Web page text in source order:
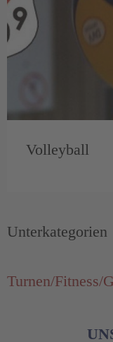
Volleyball
Unterkategorien
Turnen/Fitness/